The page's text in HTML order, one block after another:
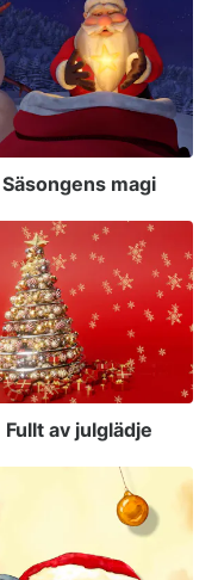
Säsongens magi
Fullt av julglädje